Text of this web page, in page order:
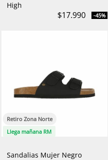
High
$17.990 -45%
Retiro Zona Norte
Llega mañana RM
Sandalias Mujer Negro